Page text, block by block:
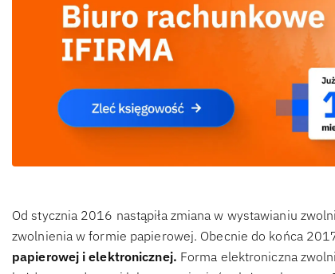
Od stycznia 2016 nastąpiła zmiana w wystawianiu
zwolnienia w formie papierowej. Obecnie do końca
papierowej i elektronicznej. Forma elektroniczna